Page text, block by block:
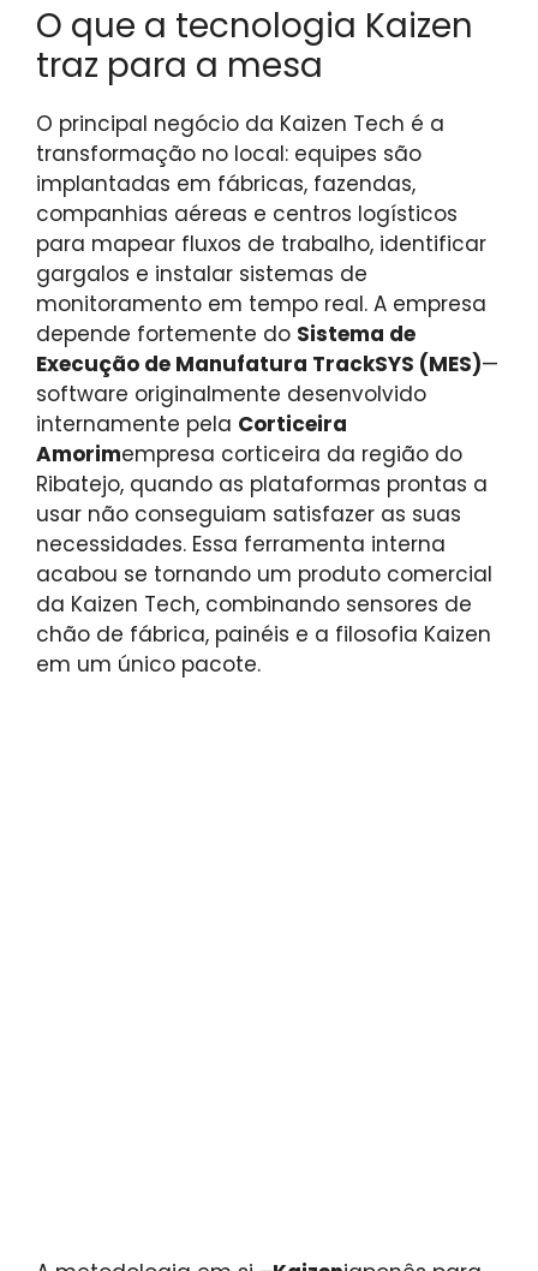
O que a tecnologia Kaizen
traz para a mesa
O principal negócio da Kaizen Tech é a
transformação no local: equipes são
implantadas em fábricas, fazendas,
companhias aéreas e centros logísticos
para mapear fluxos de trabalho, identificar
gargalos e instalar sistemas de
monitoramento em tempo real. A empresa
depende fortemente do Sistema de
Execução de Manufatura TrackSYS (MES)—
software originalmente desenvolvido
internamente pela Corticeira
Amorimempresa corticeira da região do
Ribatejo, quando as plataformas prontas a
usar não conseguiam satisfazer as suas
necessidades. Essa ferramenta interna
acabou se tornando um produto comercial
da Kaizen Tech, combinando sensores de
chão de fábrica, painéis e a filosofia Kaizen
em um único pacote.